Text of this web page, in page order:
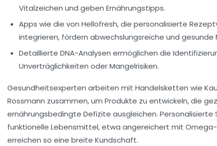
Vitalzeichen und geben Ernährungstipps.
Apps wie die von Hellofresh, die personalisierte
integrieren, fördern abwechslungsreiche und gesunde
Detaillierte DNA-Analysen ermöglichen die
Unverträglichkeiten oder Mangelrisiken.
Gesundheitsexperten arbeiten mit Handelsketten wie
Rossmann zusammen, um Produkte zu entwickeln, die
ernährungsbedingte Defizite ausgleichen. Personalisierte
funktionelle Lebensmittel, etwa angereichert mit
erreichen so eine breite Kundschaft.